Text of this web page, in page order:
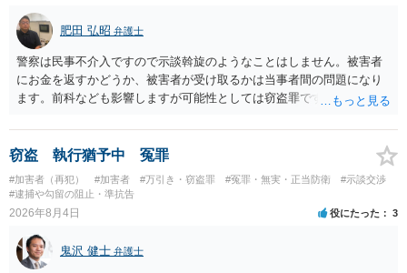
肥田 弘昭 弁護士
警察は民事不介入ですので示談斡旋のようなことはしません。被害者
にお金を返すかどうか、被害者が受け取るかは当事者間の問題になり
ます。前科なども影響しますが可能性としては窃盗罪ですので、逮捕
窃盗 執行猶予中 冤罪
#加害者（再犯） #加害者 #万引き・窃盗罪 #冤罪・無実・正当防衛
#示談交渉
#逮捕や勾留の阻止・準抗告
2026年8月4日 役にたった 3
鬼沢 健士 弁護士